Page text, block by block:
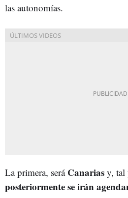
las autonomías.
La primera, será Canarias y, tal
posteriormente se irán